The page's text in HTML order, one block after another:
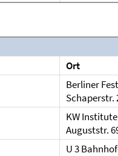
Ort
Berliner
Schaperstr.
KW
Auguststr.
U 3